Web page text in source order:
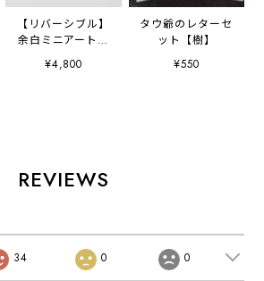
【リバーシブル】
余白ミニアートポ
スター（フレーム
付き）
¥4,800
タウ爺のレターセ
ット【樹】
¥550
REVIEWS
34 0 0